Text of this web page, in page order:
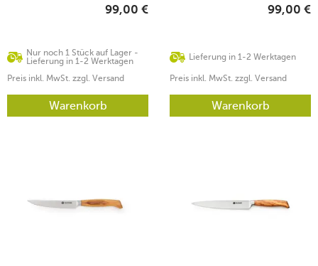
Nur noch 1 Stück auf Lager -
Lieferung in 1-2 Werktagen
99,00 €
Preis inkl. MwSt. zzgl. Versand
Warenkorb
Lieferung in 1-2 Werktagen
99,00 €
Preis inkl. MwSt. zzgl. Versand
Warenkorb